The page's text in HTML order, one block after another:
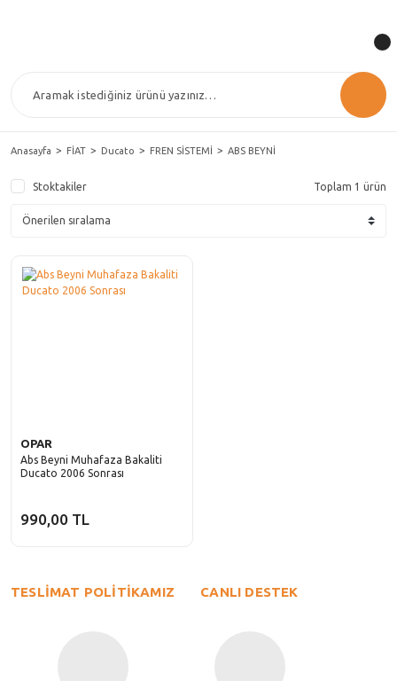
Anasayfa FİAT Ducato FREN SİSTEMİ ABS BEYNİ
Stoktakiler Toplam 1 ürün
OPAR
Abs Beyni Muhafaza Bakaliti
Ducato 2006 Sonrası
990,00 TL
TESLİMAT POLİTİKAMIZ CANLI DESTEK